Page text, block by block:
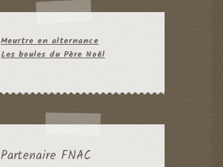
Meurtre en alternance
Les boules du Père Noël
Partenaire FNAC